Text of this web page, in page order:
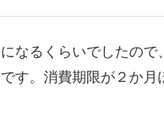
なるくらいでしたので
す。消費期限が２か